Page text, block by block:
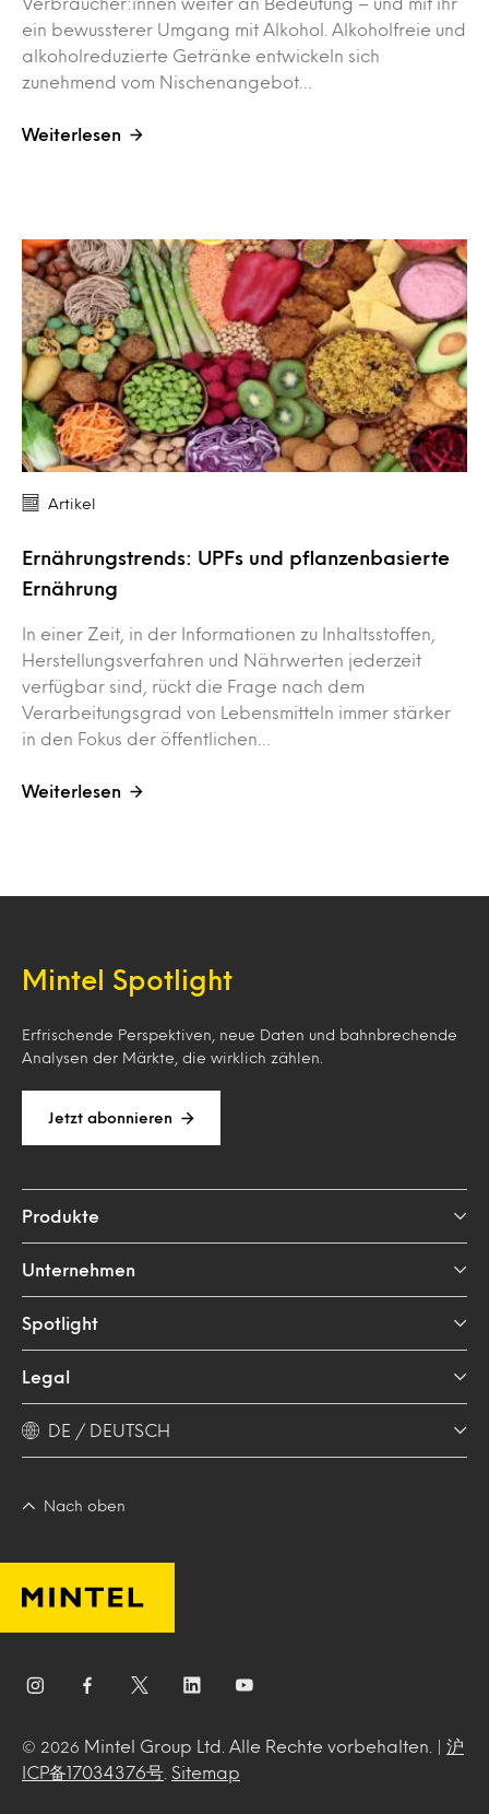
ein bewussterer Umgang mit Alkohol. Alkoholfreie und
alkoholreduzierte Getränke entwickeln sich
zunehmend vom Nischenangebot…
Weiterlesen
Artikel
Ernährungstrends: UPFs und pflanzenbasierte
Ernährung
In einer Zeit, in der Informationen zu Inhaltsstoffen,
Herstellungsverfahren und Nährwerten jederzeit
verfügbar sind, rückt die Frage nach dem
Verarbeitungsgrad von Lebensmitteln immer stärker
in den Fokus der öffentlichen…
Weiterlesen
Mintel Spotlight
Erfrischende Perspektiven, neue Daten und bahnbrechende
Analysen der Märkte, die wirklich zählen.
Jetzt abonnieren
Produkte
Unternehmen
Spotlight
Legal
DE / DEUTSCH
Nach oben
© 2026 Mintel Group Ltd. Alle Rechte vorbehalten. | 沪
ICP备17034376号
Sitemap